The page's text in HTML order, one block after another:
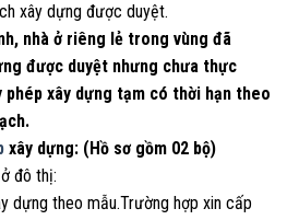
xây dựng được duyệt.
nhà ở riêng lẻ trong vùng đã
được duyệt nhưng chưa thực
xây dựng tạm có thời hạn theo
xây dựng: (Hồ sơ gồm 02 bộ)
đô thị:
dựng theo mẫu.Trường hợp xin cấp